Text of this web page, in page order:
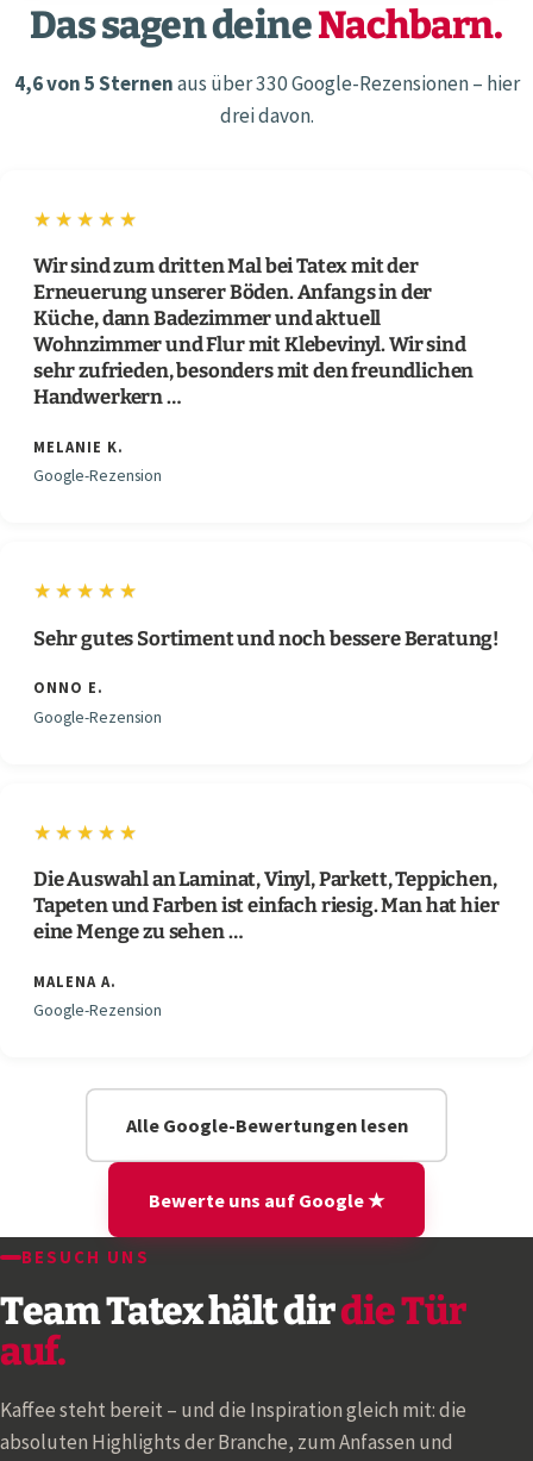
Das sagen deineNachbarn.
4,6 von 5 Sternenaus über 330 Google-Rezensionen – hier
drei davon.
★★★★★
Wir sind zum dritten Mal bei Tatex mit der
Erneuerung unserer Böden. Anfangs in der
Küche, dann Badezimmer und aktuell
Wohnzimmer und Flur mit Klebevinyl. Wir sind
sehr zufrieden, besonders mit den freundlichen
Handwerkern …
MELANIE K.
Google-Rezension
★★★★★
Sehr gutes Sortiment und noch bessere Beratung!
ONNO E.
Google-Rezension
★★★★★
Die Auswahl an Laminat, Vinyl, Parkett, Teppichen,
Tapeten und Farben ist einfach riesig. Man hat hier
eine Menge zu sehen …
MALENA A.
Google-Rezension
Alle Google-Bewertungen lesen
Bewerte uns auf Google ★
BESUCH UNS
Team Tatex hält dirdie Tür
auf.
Kaffee steht bereit – und die Inspiration gleich mit: die
absoluten Highlights der Branche, zum Anfassen und